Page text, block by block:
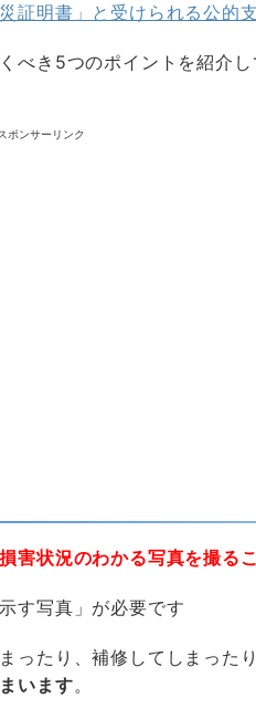
証明書」と受けられる公的
べき5つのポイントを紹介し
ポンサーリンク
害状況のわかる写真を撮るこ
す写真」が必要です
ったり、補修してしまった
います。